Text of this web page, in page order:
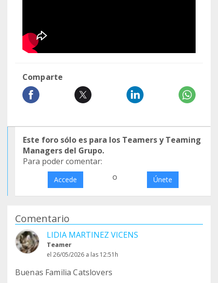
Comparte
Este foro sólo es para los Teamers y Teaming
Managers del Grupo.
Para poder comentar:
Accede o Únete
Comentario
LIDIA MARTINEZ VICENS
Teamer
el 26/05/2026 a las 12:51h
Buenas Familia Catslovers